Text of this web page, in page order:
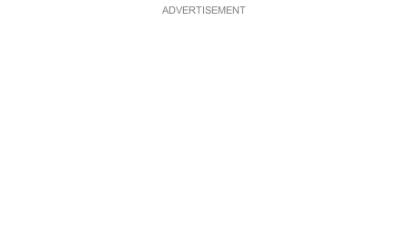
ADVERTISEMENT